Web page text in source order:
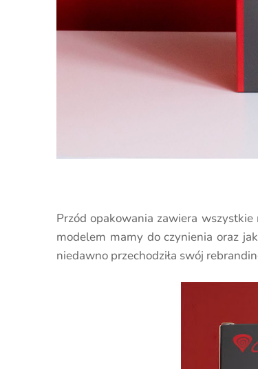
Przód opakowania zawiera
modelem mamy do czynienia oraz
niedawno przechodziła swój